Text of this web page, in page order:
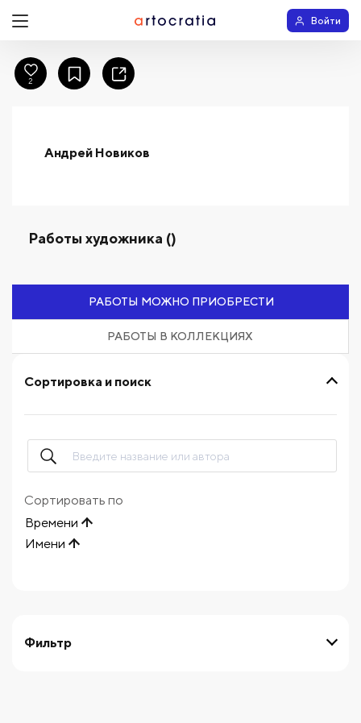
Войти
Андрей Новиков
Работы художника ()
РАБОТЫ МОЖНО ПРИОБРЕСТИ
РАБОТЫ В КОЛЛЕКЦИЯХ
Фильтр
Сортировка и поиск
Сортировать по
Времени
Имени
2